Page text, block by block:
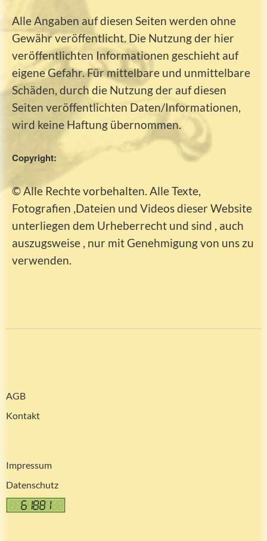
Alle Angaben auf diesen Seiten werden ohne
Gewähr veröffentlicht. Die Nutzung der hier
veröffentlichten Informationen geschieht auf
eigene Gefahr. Für mittelbare und unmittelbare
Schäden, durch die Nutzung der auf diesen
Seiten veröffentlichten Daten/Informationen,
wird keine Haftung übernommen.
Copyright:
© Alle Rechte vorbehalten. Alle Texte,
Fotografien ,Dateien und Videos dieser Website
unterliegen dem Urheberrecht und sind , auch
auszugsweise , nur mit Genehmigung von uns zu
verwenden.
AGB
Kontakt
Impressum
Datenschutz